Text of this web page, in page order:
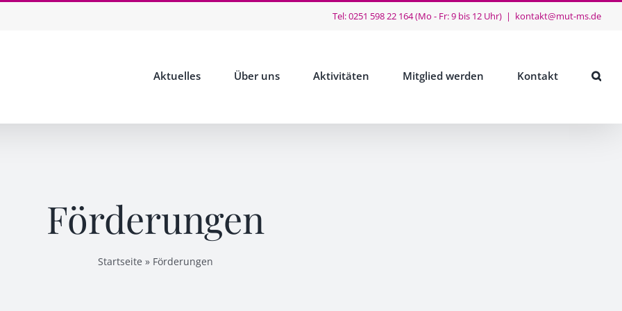
Tel: 0251 598 22 164 (Mo - Fr: 9 bis 12 Uhr) | kontakt@mut-ms.de
Aktuelles Über uns Aktivitäten Mitglied werden Kontakt
Förderungen
Startseite » Förderungen